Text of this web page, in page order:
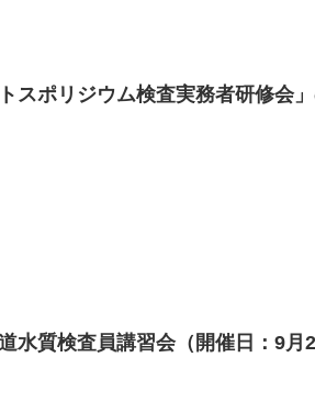
ポリジウム検査実務者研修会」
質検査員講習会（開催日：9月